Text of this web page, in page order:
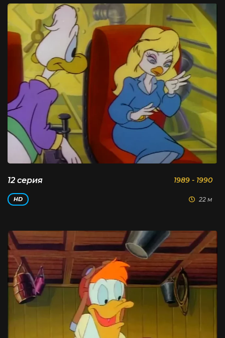
12 серия 1989 - 1990
HD 22 м